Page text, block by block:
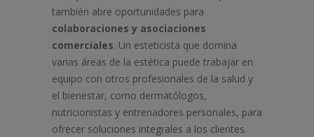
también abre oportunidades para
colaboraciones y asociaciones
comerciales. Un esteticista que domina
varias áreas de la estética puede trabajar en
equipo con otros profesionales de la salud y
el bienestar, como dermatólogos,
nutricionistas y entrenadores personales, para
ofrecer soluciones integrales a los clientes.